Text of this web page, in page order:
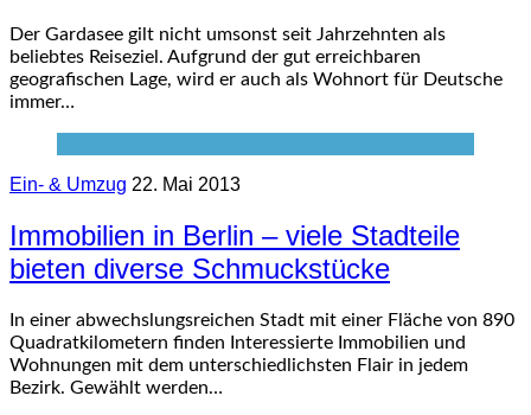
Der Gardasee gilt nicht umsonst seit Jahrzehnten als
beliebtes Reiseziel. Aufgrund der gut erreichbaren
geografischen Lage, wird er auch als Wohnort für Deutsche
immer…
Ein- & Umzug 22. Mai 2013
Immobilien in Berlin – viele Stadteile
bieten diverse Schmuckstücke
In einer abwechslungsreichen Stadt mit einer Fläche von 890
Quadratkilometern finden Interessierte Immobilien und
Wohnungen mit dem unterschiedlichsten Flair in jedem
Bezirk. Gewählt werden…